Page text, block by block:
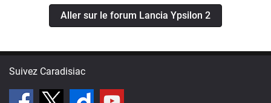
Aller sur le forum Lancia Ypsilon 2
Suivez Caradisiac